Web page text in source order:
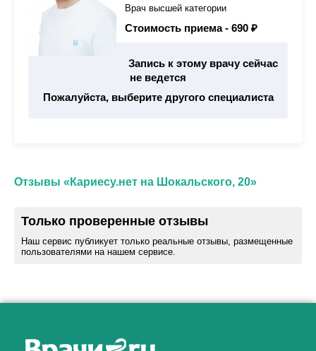
Врач высшей категории
Стоимость приема - 690 ₽
Запись к этому врачу сейчас
не ведется
Пожалуйста, выберите другого специалиста
Отзывы «Кариесу.нет на Шокальского, 20»
Только проверенные отзывы
Наш сервис публикует только реальные отзывы, размещенные
пользователями на нашем сервисе.